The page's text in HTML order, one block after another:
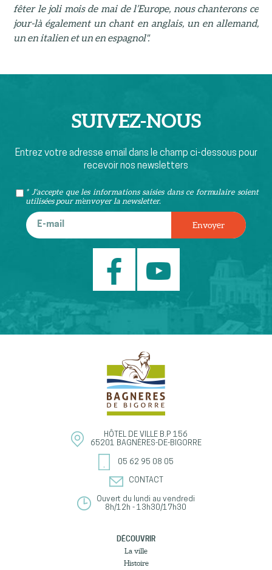
fêter le joli mois de mai de l’Europe, nous chanterons ce
jour-là également un chant en anglais, un en allemand,
un en italien et un en espagnol".
SUIVEZ-NOUS
Entrez votre adresse email dans le champ ci-dessous pour
recevoir nos newsletters
* J'accepte que les informations saisies dans ce formulaire soient
utilisées pour m’envoyer la newsletter.
HÔTEL DE VILLE B.P 156
65201 BAGNÈRES-DE-BIGORRE
05 62 95 08 05
CONTACT
Ouvert du lundi au vendredi
8h/12h - 13h30/17h30
DÉCOUVRIR
La ville
Histoire